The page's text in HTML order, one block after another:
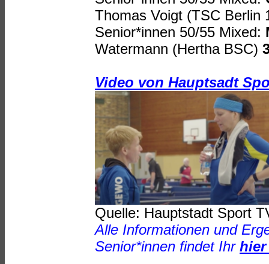
Thomas Voigt (TSC Berlin
Senior*innen 50/55 Mixed:
Watermann (Hertha BSC)
Video von Hauptsadt
Quelle: Hauptstadt Sport
Alle Informationen und
Senior*innen findet Ihr hier